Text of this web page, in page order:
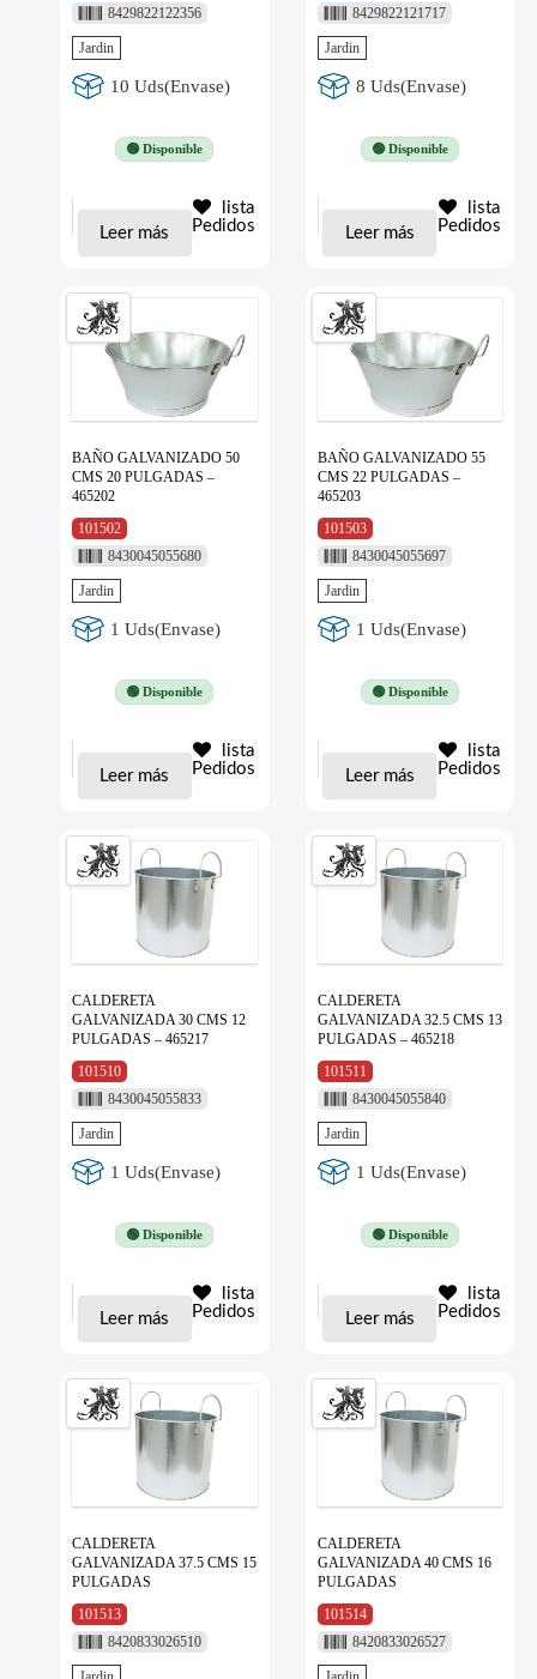
8429822122356
Jardin
10 Uds(Envase)
🟢 Disponible
Leer más
lista
Pedidos
8429822121717
Jardin
8 Uds(Envase)
🟢 Disponible
Leer más
lista
Pedidos
BAÑO GALVANIZADO 50
CMS 20 PULGADAS –
465202
101502
8430045055680
Jardin
1 Uds(Envase)
🟢 Disponible
Leer más
lista
Pedidos
BAÑO GALVANIZADO 55
CMS 22 PULGADAS –
465203
101503
8430045055697
Jardin
1 Uds(Envase)
🟢 Disponible
Leer más
lista
Pedidos
CALDERETA
GALVANIZADA 30 CMS 12
PULGADAS – 465217
101510
8430045055833
Jardin
1 Uds(Envase)
🟢 Disponible
Leer más
lista
Pedidos
CALDERETA
GALVANIZADA 32.5 CMS 13
PULGADAS – 465218
101511
8430045055840
Jardin
1 Uds(Envase)
🟢 Disponible
Leer más
lista
Pedidos
CALDERETA
GALVANIZADA 37.5 CMS 15
PULGADAS
101513
8420833026510
CALDERETA
GALVANIZADA 40 CMS 16
PULGADAS
101514
8420833026527